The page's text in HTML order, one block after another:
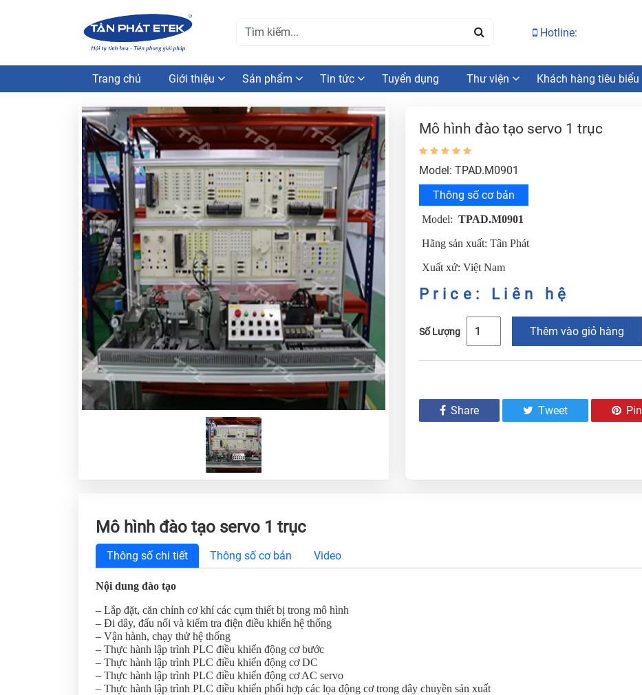
Hotline:
Trang chủ Giới thiệu Sản phẩm Tin tức Tuyển dụng Thư viện Khách hàng tiêu biểu
Mô hình đào tạo servo 1 trục
Model: TPAD.M0901
Thông số cơ bản
Model: TPAD.M0901
Hãng sản xuất: Tân Phát
Xuất xứ: Việt Nam
Price: Liên hệ
Số Lượng Thêm vào giỏ hàng
Share Tweet Pin
Mô hình đào tạo servo 1 trục
Thông số chi tiết Thông số cơ bản Video
Nội dung đào tạo
– Lắp đặt, căn chỉnh cơ khí các cụm thiết bị trong mô hình
– Đi dây, đấu nối và kiểm tra điện điều khiển hệ thống
– Vận hành, chạy thử hệ thống
– Thực hành lập trình PLC điều khiển động cơ bước
– Thực hành lập trình PLC điều khiển động cơ DC
– Thực hành lập trình PLC điều khiển động cơ AC servo
– Thực hành lập trình PLC điều khiển phối hợp các lọa động cơ trong dây chuyền sản xuất